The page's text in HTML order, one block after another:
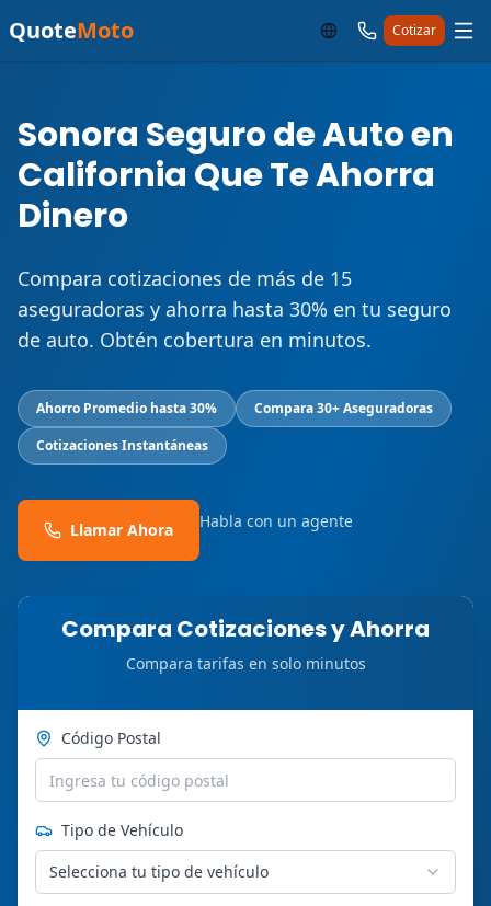
QuoteMoto Cotizar
Sonora Seguro de Auto en
California Que Te Ahorra
Dinero
Compara cotizaciones de más de 15
aseguradoras y ahorra hasta 30% en tu seguro
de auto. Obtén cobertura en minutos.
Ahorro Promedio hasta 30%
Compara 30+ Aseguradoras
Cotizaciones Instantáneas
Llamar Ahora Habla con un agente
Compara Cotizaciones y Ahorra
Compara tarifas en solo minutos
Código Postal
Tipo de Vehículo
Selecciona tu tipo de vehículo